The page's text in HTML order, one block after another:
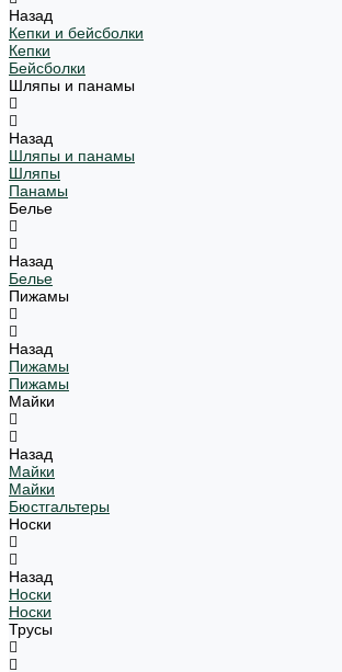
Назад
Кепки и бейсболки
Кепки
Бейсболки
Шляпы и панамы
Назад
Шляпы и панамы
Шляпы
Панамы
Белье
Назад
Белье
Пижамы
Назад
Пижамы
Пижамы
Майки
Назад
Майки
Майки
Бюстгальтеры
Носки
Назад
Носки
Носки
Трусы